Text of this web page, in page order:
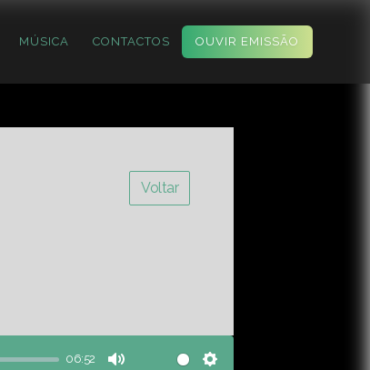
MÚSICA CONTACTOS OUVIR EMISSÃO
Voltar
06:52